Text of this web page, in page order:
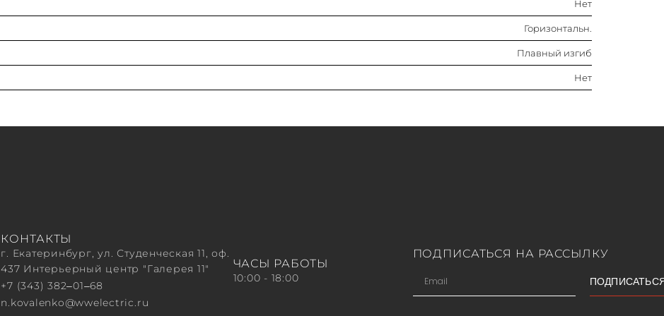
Нет
Горизонтальн.
Плавный изгиб
Нет
КОНТАКТЫ
г. Екатеринбург, ул. Студенческая 11, оф.
437 Интерьерный центр "Галерея 11"
+7 (343) 382‒01‒68
n.kovalenko@wwelectric.ru
ЧАСЫ РАБОТЫ
10:00 - 18:00
ПОДПИСАТЬСЯ НА РАССЫЛКУ